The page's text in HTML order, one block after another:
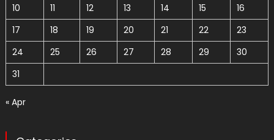
10
11 12 13 14 15
16
17
18 19 20 21 22
23
24
25 26 27 28 29
30
31
« Apr